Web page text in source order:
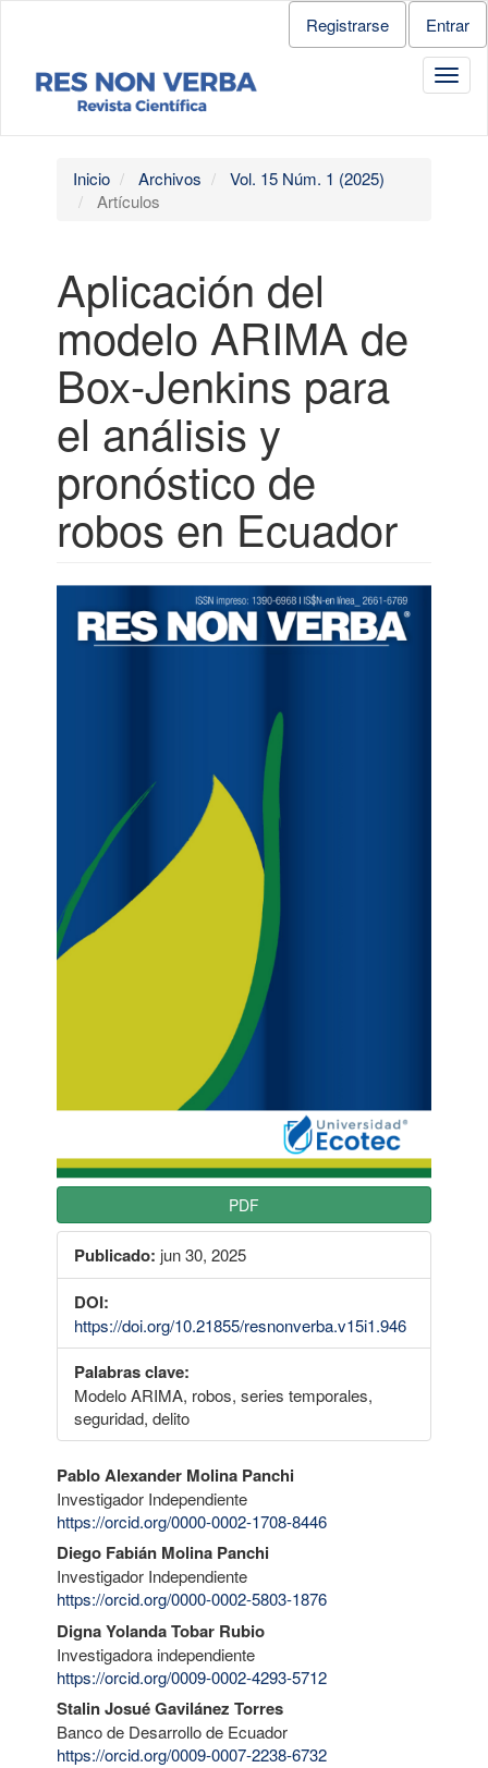
contenido
Navegación
principal
lateral
Registrarse Entrar
Inicio Archivos
Vol. 15 Núm. 1 (2025)
Artículos
Aplicación del
modelo ARIMA de
Box-Jenkins para
el análisis y
pronóstico de
robos en Ecuador
Barra
lateral
PDF
Publicado: jun 30, 2025
DOI:
https://doi.org/10.21855/resnonverba.v15i1.946
Palabras clave:
Modelo ARIMA, robos, series temporales,
seguridad, delito
Contenido
principal
del
artículo
Pablo Alexander Molina Panchi
Investigador Independiente
https://orcid.org/0000-0002-1708-8446
Diego Fabián Molina Panchi
Investigador Independiente
https://orcid.org/0000-0002-5803-1876
Digna Yolanda Tobar Rubio
Investigadora independiente
https://orcid.org/0009-0002-4293-5712
Stalin Josué Gavilánez Torres
Banco de Desarrollo de Ecuador
https://orcid.org/0009-0007-2238-6732